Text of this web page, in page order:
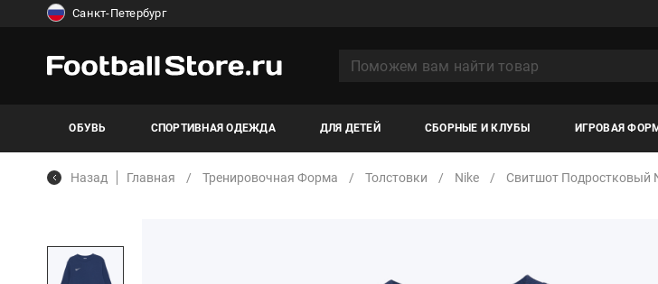
Санкт-Петербург
ОБУВЬ СПОРТИВНАЯ ОДЕЖДА ДЛЯ ДЕТЕЙ СБОРНЫЕ И КЛУБЫ ИГРОВАЯ
Назад Главная Тренировочная Форма Толстовки Nike Свитшот Подростковый